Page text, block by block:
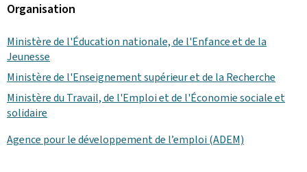
Organisation
Ministère de l'Éducation nationale, de l'Enfance et de la
Jeunesse
Ministère de l'Enseignement supérieur et de la Recherche
Ministère du Travail, de l'Emploi et de l'Économie sociale et
solidaire
Agence pour le développement de l’emploi (ADEM)